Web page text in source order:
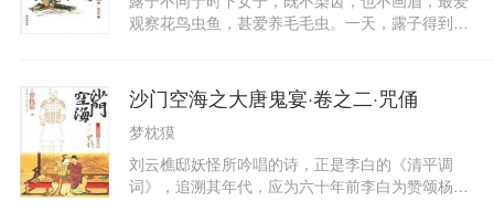
观察花鸟虫鱼，甚爱养毛毛虫。一天，露子得到樱
的毛毛虫长成吞吃老鼠、青蛇的如牛怪物……龙笛
卷含五篇作品：《怪蛇》、《首冢》、《虫姬》、
《呼唤声》、《飞仙》。由小说改编的漫画（冈野
玲子作）、电视剧与电影，都非常轰动。梦枕貘这
部作品以神秘古典又不失闲适的文笔，以一篇篇短
篇故事，传达当时独特的文化景象，更把安倍晴明
沙门空海之大唐鬼宴·卷之二·咒俑
梦枕獏
刘云樵邸妖怪所吟唱的诗，正是李白的《清平调
词》，追溯其年代，应为六十年前李白为赞颂杨贵